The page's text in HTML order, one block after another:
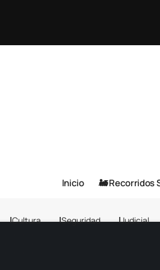
Inicio 🚂 Recorridos
Cultura Seguridad Judicial